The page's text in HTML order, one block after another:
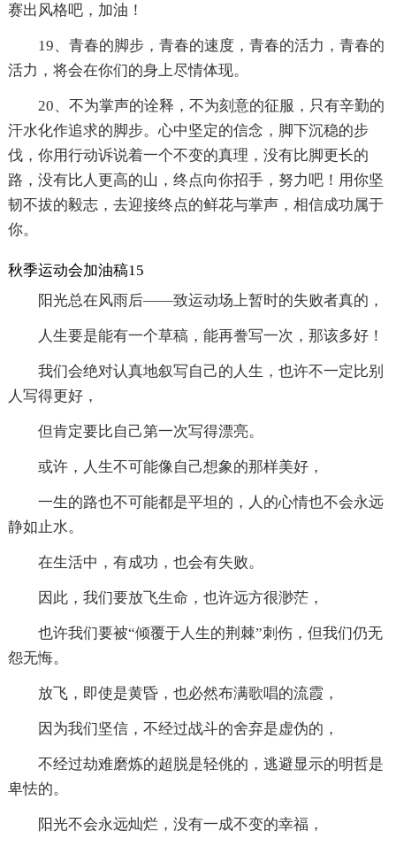
赛出风格吧，加油！
19、青春的脚步，青春的速度，青春的活力，青春的
活力，将会在你们的身上尽情体现。
20、不为掌声的诠释，不为刻意的征服，只有辛勤的
汗水化作追求的脚步。心中坚定的信念，脚下沉稳的步
伐，你用行动诉说着一个不变的真理，没有比脚更长的
路，没有比人更高的山，终点向你招手，努力吧！用你坚
韧不拔的毅志，去迎接终点的鲜花与掌声，相信成功属于
你。
秋季运动会加油稿15
阳光总在风雨后――致运动场上暂时的失败者真的，
人生要是能有一个草稿，能再誊写一次，那该多好！
我们会绝对认真地叙写自己的人生，也许不一定比别
人写得更好，
但肯定要比自己第一次写得漂亮。
或许，人生不可能像自己想象的那样美好，
一生的路也不可能都是平坦的，人的心情也不会永远
静如止水。
在生活中，有成功，也会有失败。
因此，我们要放飞生命，也许远方很渺茫，
也许我们要被“倾覆于人生的荆棘”刺伤，但我们仍无
怨无悔。
放飞，即使是黄昏，也必然布满歌唱的流霞，
因为我们坚信，不经过战斗的舍弃是虚伪的，
不经过劫难磨炼的超脱是轻佻的，逃避显示的明哲是
卑怯的。
阳光不会永远灿烂，没有一成不变的幸福，